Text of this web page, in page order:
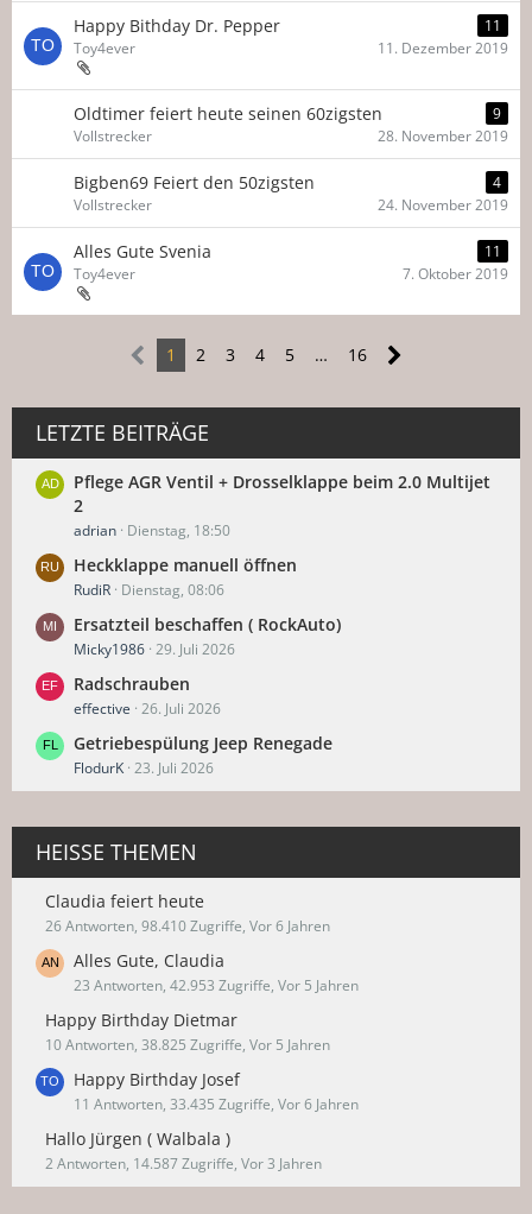
Happy Bithday Dr. Pepper
11
Toy4ever
11. Dezember 2019
Oldtimer feiert heute seinen 60zigsten
9
Vollstrecker
28. November 2019
Bigben69 Feiert den 50zigsten
4
Vollstrecker
24. November 2019
Alles Gute Svenia
11
Toy4ever
7. Oktober 2019
1 2 3 4 5 … 16
LETZTE BEITRÄGE
Pflege AGR Ventil + Drosselklappe beim 2.0 Multijet
2
adrian Dienstag, 18:50
Heckklappe manuell öffnen
RudiR Dienstag, 08:06
Ersatzteil beschaffen ( RockAuto)
Micky1986 29. Juli 2026
Radschrauben
effective 26. Juli 2026
Getriebespülung Jeep Renegade
FlodurK 23. Juli 2026
HEISSE THEMEN
Claudia feiert heute
26 Antworten, 98.410 Zugriffe, Vor 6 Jahren
Alles Gute, Claudia
23 Antworten, 42.953 Zugriffe, Vor 5 Jahren
Happy Birthday Dietmar
10 Antworten, 38.825 Zugriffe, Vor 5 Jahren
Happy Birthday Josef
11 Antworten, 33.435 Zugriffe, Vor 6 Jahren
Hallo Jürgen ( Walbala )
2 Antworten, 14.587 Zugriffe, Vor 3 Jahren